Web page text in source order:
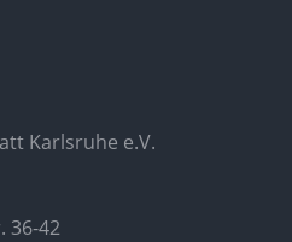
Karlsruhe e.V.
36-42